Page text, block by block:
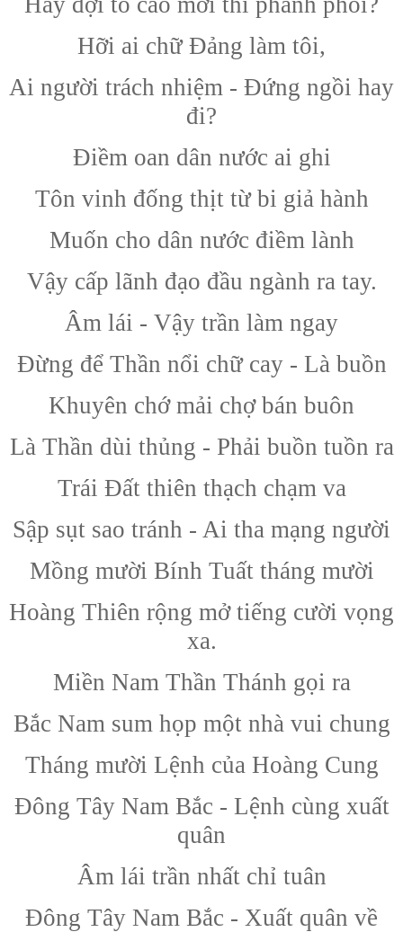
Hỡi ai chữ Đảng làm tôi,
Ai người trách nhiệm - Đứng ngồi hay
đi?
Điềm oan dân nước ai ghi
Tôn vinh đống thịt từ bi giả hành
Muốn cho dân nước điềm lành
Vậy cấp lãnh đạo đầu ngành ra tay.
Âm lái - Vậy trần làm ngay
Đừng để Thần nổi chữ cay - Là buồn
Khuyên chớ mải chợ bán buôn
Là Thần dùi thủng - Phải buồn tuồn ra
Trái Đất thiên thạch chạm va
Sập sụt sao tránh - Ai tha mạng người
Mồng mười Bính Tuất tháng mười
Hoàng Thiên rộng mở tiếng cười vọng
xa.
Miền Nam Thần Thánh gọi ra
Bắc Nam sum họp một nhà vui chung
Tháng mười Lệnh của Hoàng Cung
Đông Tây Nam Bắc - Lệnh cùng xuất
quân
Âm lái trần nhất chỉ tuân
Đông Tây Nam Bắc - Xuất quân về